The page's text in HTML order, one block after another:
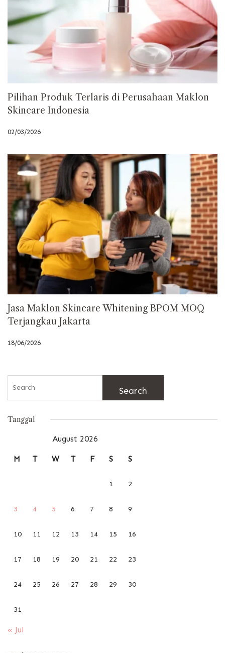
Pilihan Produk Terlaris di Perusahaan Maklon
Skincare Indonesia
02/03/2026
Jasa Maklon Skincare Whitening BPOM MOQ
Terjangkau Jakarta
18/06/2026
Tanggal
August 2026
M T W T F S S
1 2
3 4 5 6 7 8 9
10 11 12 13 14 15 16
17 18 19 20 21 22 23
24 25 26 27 28 29 30
31
« Jul